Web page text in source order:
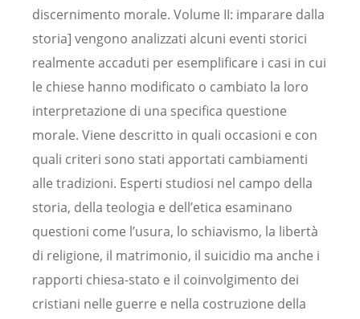
discernimento morale. Volume II: imparare dalla
storia] vengono analizzati alcuni eventi storici
realmente accaduti per esemplificare i casi in cui
le chiese hanno modificato o cambiato la loro
interpretazione di una specifica questione
morale. Viene descritto in quali occasioni e con
quali criteri sono stati apportati cambiamenti
alle tradizioni. Esperti studiosi nel campo della
storia, della teologia e dell’etica esaminano
questioni come l’usura, lo schiavismo, la libertà
di religione, il matrimonio, il suicidio ma anche i
rapporti chiesa-stato e il coinvolgimento dei
cristiani nelle guerre e nella costruzione della